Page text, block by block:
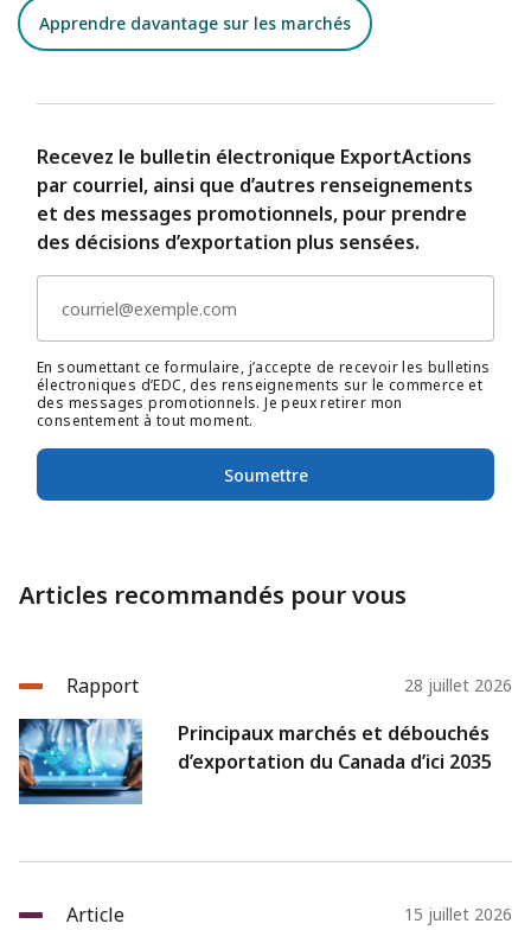
Apprendre davantage sur les marchés
Recevez le bulletin électronique ExportActions
par courriel, ainsi que d’autres renseignements
et des messages promotionnels, pour prendre
des décisions d’exportation plus sensées.
En soumettant ce formulaire, j’accepte de recevoir les bulletins
électroniques d’EDC, des renseignements sur le commerce et
des messages promotionnels. Je peux retirer mon
consentement à tout moment.
Soumettre
Articles recommandés pour vous
Rapport 28 juillet 2026
Principaux marchés et débouchés
d’exportation du Canada d’ici 2035
Article 15 juillet 2026